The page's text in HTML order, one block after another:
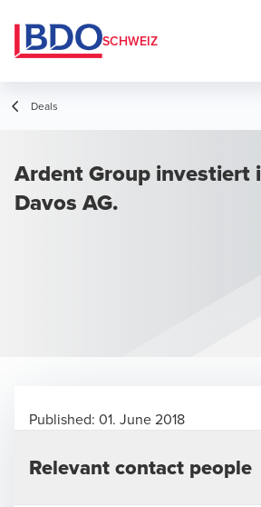
SCHWEIZ
Deals
Ardent Group investiert
Davos AG.
Published: 01. June 2018
Relevant contact people